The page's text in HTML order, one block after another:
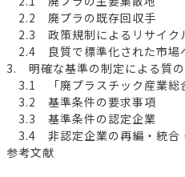
2.2 廃プラの既存回収手
2.3 政策規制によるリサイク
2.4 良質で標準化された市場
3. 明確な基準の制定による質
3.1 「廃プラスチック産業総
3.2 基準条件の要求事項
3.3 基準条件の認定企業
3.4 非認定企業の再編・統合
参考文献